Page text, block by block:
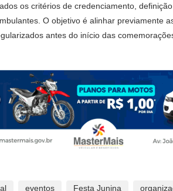
os critérios de credenciamento,
O objetivo é alinhar previamente
antes do início das
eventos Festa Junina